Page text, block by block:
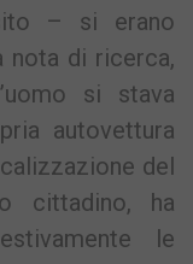
– si erano
nota di ricerca,
si stava
autovettura
del
cittadino, ha
le